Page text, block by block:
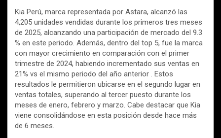
Kia Perú, marca representada por Astara, alcanzó las
4,205 unidades vendidas durante los primeros tres meses
de 2025, alcanzando una participación de mercado del 9.3
% en este periodo. Además, dentro del top 5, fue la marca
con mayor crecimiento en comparación con el primer
trimestre de 2024, habiendo incrementado sus ventas en
21% vs el mismo periodo del año anterior . Estos
resultados le permitieron ubicarse en el segundo lugar en
ventas totales, superando al tercer puesto durante los
meses de enero, febrero y marzo. Cabe destacar que Kia
viene consolidándose en esta posición desde hace más
de 6 meses.